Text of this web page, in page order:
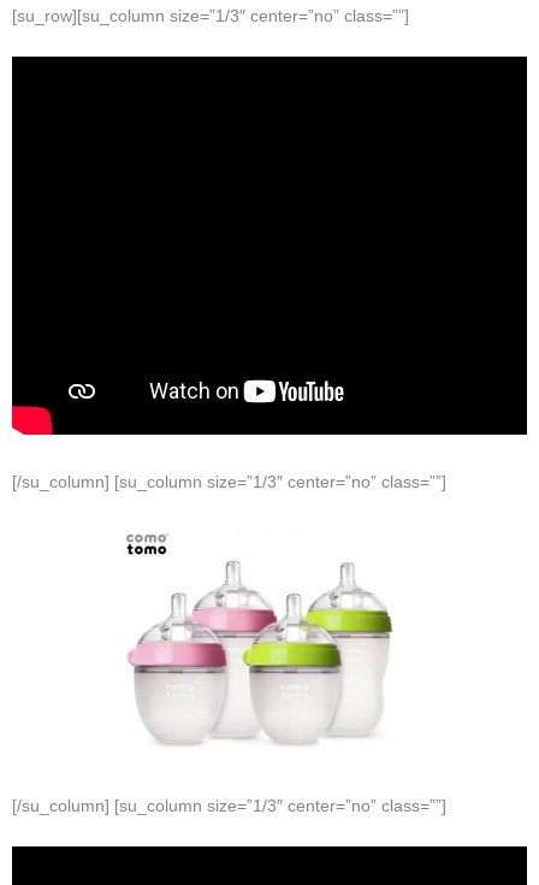
[su_row][su_column size=”1/3″ center=”no” class=””]
[/su_column] [su_column size=”1/3″ center=”no” class=””]
[/su_column] [su_column size=”1/3″ center=”no” class=””]